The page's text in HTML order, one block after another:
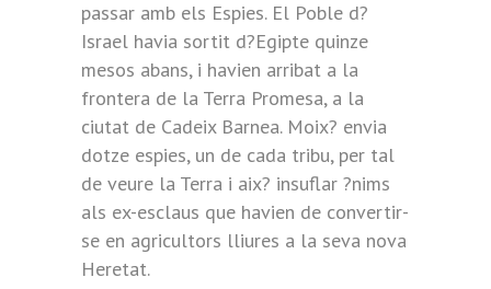
passar amb els Espies. El Poble d?
Israel havia sortit d?Egipte quinze
mesos abans, i havien arribat a la
frontera de la Terra Promesa, a la
ciutat de Cadeix Barnea. Moix? envia
dotze espies, un de cada tribu, per tal
de veure la Terra i aix? insuflar ?nims
als ex-esclaus que havien de convertir-
se en agricultors lliures a la seva nova
Heretat.